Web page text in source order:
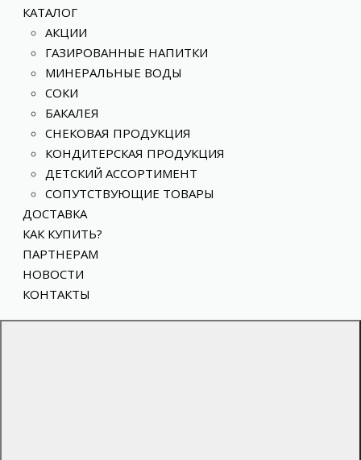
КАТАЛОГ
АКЦИИ
ГАЗИРОВАННЫЕ НАПИТКИ
МИНЕРАЛЬНЫЕ ВОДЫ
СОКИ
БАКАЛЕЯ
СНЕКОВАЯ ПРОДУКЦИЯ
КОНДИТЕРСКАЯ ПРОДУКЦИЯ
ДЕТСКИЙ АССОРТИМЕНТ
СОПУТСТВУЮЩИЕ ТОВАРЫ
ДОСТАВКА
КАК КУПИТЬ?
ПАРТНЕРАМ
НОВОСТИ
КОНТАКТЫ